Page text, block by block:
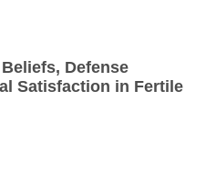
Defense
Satisfaction in Fertile